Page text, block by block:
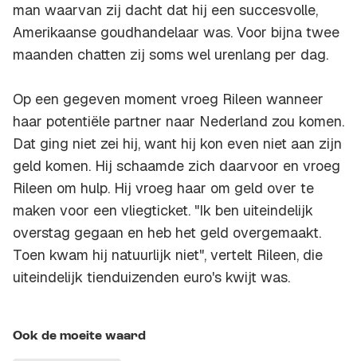
man waarvan zij dacht dat hij een succesvolle,
Amerikaanse goudhandelaar was. Voor bijna twee
maanden chatten zij soms wel urenlang per dag.
Op een gegeven moment vroeg Rileen wanneer
haar potentiële partner naar Nederland zou komen.
Dat ging niet zei hij, want hij kon even niet aan zijn
geld komen. Hij schaamde zich daarvoor en vroeg
Rileen om hulp. Hij vroeg haar om geld over te
maken voor een vliegticket. "Ik ben uiteindelijk
overstag gegaan en heb het geld overgemaakt.
Toen kwam hij natuurlijk niet", vertelt Rileen, die
uiteindelijk tienduizenden euro's kwijt was.
Ook de moeite waard